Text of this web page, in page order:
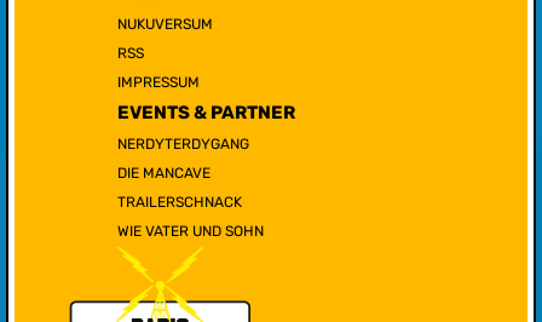
NUKUVERSUM
RSS
IMPRESSUM
EVENTS & PARTNER
NERDYTERDYGANG
DIE MANCAVE
TRAILERSCHNACK
WIE VATER UND SOHN